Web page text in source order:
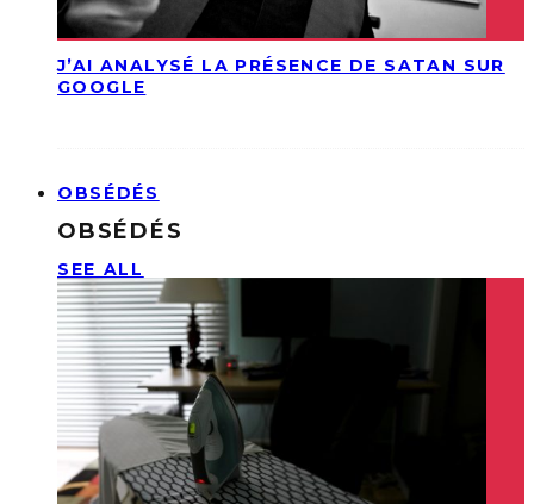
J’AI ANALYSÉ LA PRÉSENCE DE SATAN SUR
GOOGLE
OBSÉDÉS
OBSÉDÉS
SEE ALL